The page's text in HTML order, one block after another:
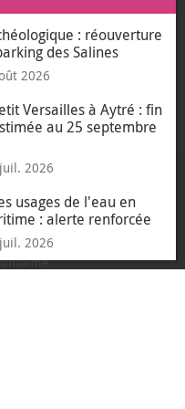
de cookies pour des
de mesure
relative aux données à
données personnelles
J'ai compris
le message
: réouverture
des Salines
2026
Versailles à Aytré : fin
au 25 septembre
2026
usages de l'eau en
: alerte renforcée
2026